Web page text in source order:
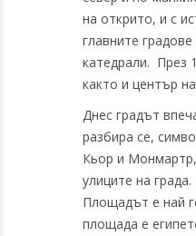
на открито, и с
главните
катедрали. През
както и център
Днес градът
разбира се,
Кьор и
улиците на града.
Площадът е най
площада е